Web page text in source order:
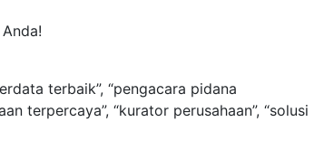
terbaik”, “pengacara pidana
terpercaya”, “kurator perusahaan”, “solusi